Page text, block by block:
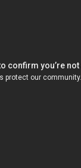
Englisch,
Entdecken Sie
an zuverlässigen